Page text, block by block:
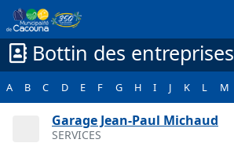
Passer au contenu principal
Bottin des entreprises
A B C D E F G H I J K L M
Garage Jean-Paul Michaud
SERVICES